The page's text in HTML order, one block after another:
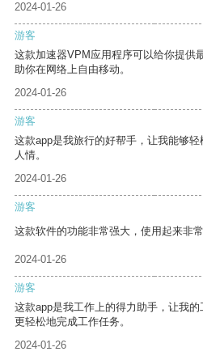
2024-01-26
游客
这款加速器VPM应用程序可以给你提供
助你在网络上自由移动。
2024-01-26
游客
这款app是我旅行的好帮手，让我能够
人情。
2024-01-26
游客
这款软件的功能非常强大，使用起来非常
2024-01-26
游客
这款app是我工作上的得力助手，让我
更轻松地完成工作任务。
2024-01-26